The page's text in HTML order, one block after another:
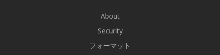
About
Security
フォーマット